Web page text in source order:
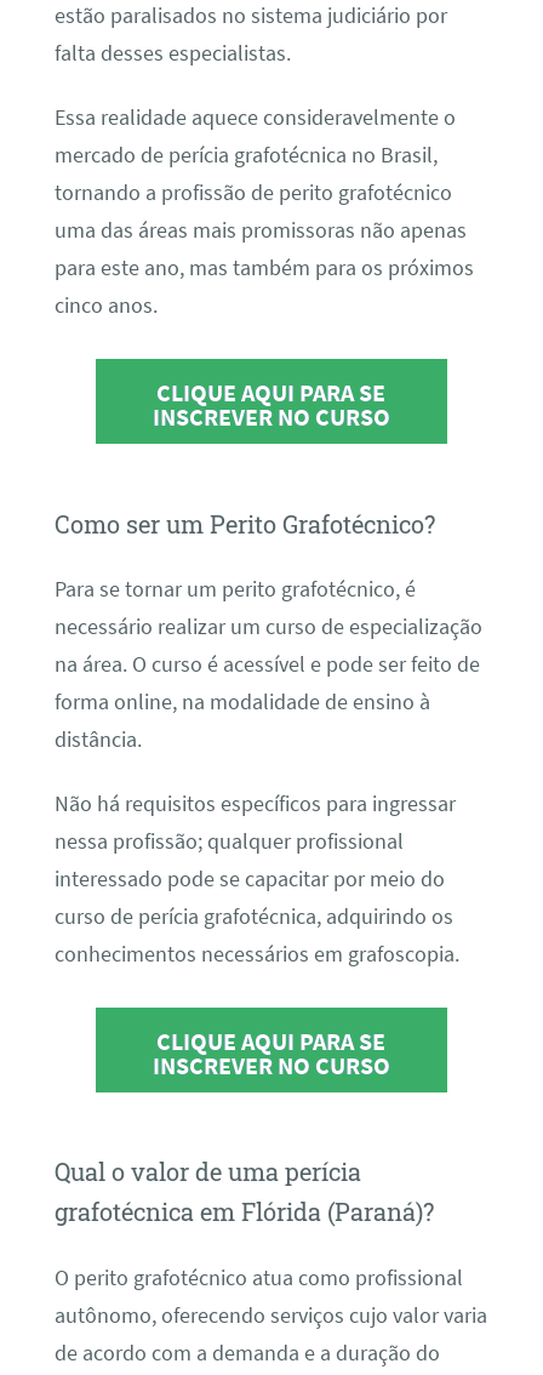
estão paralisados no sistema judiciário por
falta desses especialistas.
Essa realidade aquece consideravelmente o
mercado de perícia grafotécnica no Brasil,
tornando a profissão de perito grafotécnico
uma das áreas mais promissoras não apenas
para este ano, mas também para os próximos
cinco anos.
CLIQUE AQUI PARA SE
INSCREVER NO CURSO
Como ser um Perito Grafotécnico?
Para se tornar um perito grafotécnico, é
necessário realizar um curso de especialização
na área. O curso é acessível e pode ser feito de
forma online, na modalidade de ensino à
distância.
Não há requisitos específicos para ingressar
nessa profissão; qualquer profissional
interessado pode se capacitar por meio do
curso de perícia grafotécnica, adquirindo os
conhecimentos necessários em grafoscopia.
CLIQUE AQUI PARA SE
INSCREVER NO CURSO
Qual o valor de uma perícia
grafotécnica em Flórida (Paraná)?
O perito grafotécnico atua como profissional
autônomo, oferecendo serviços cujo valor varia
de acordo com a demanda e a duração do